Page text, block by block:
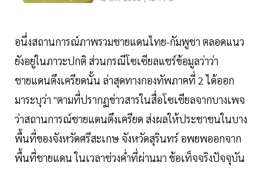
อนึ่งสถานการณ์ภาพรวมชายแดนไทย-กัมพูชา ตลอดแนว
ยังอยู่ในภาวะปกติ ส่วนกรณีโซเซียลแชร์ข้อมูลว่าว่า
ชายแดนตึงเครียดนั้น ล่าสุดทางกองทัพภาคที่ 2 ได้ออก
มาระบุว่า "ตามที่ปรากฏข่าวสารในสื่อโซเชียลจากบางเพจ
ว่าสถานการณ์ชายแดนตึงเครียด ส่งผลให้ประชาชนในบาง
พื้นที่ของจังหวัดศรีสะเกษ จังหวัดสุรินทร์ อพยพออกจาก
พื้นที่ชายแดน ในเวลาช่วงค่ำที่ผ่านมา ข้อเท็จจริงปัจจุบัน